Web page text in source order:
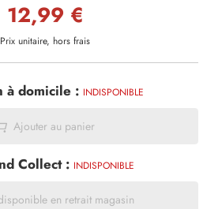
12,99 €
Prix unitaire, hors frais
à domicile : INDISPONIBLE
Ajouter au panier
Collect : INDISPONIBLE
en retrait magasin